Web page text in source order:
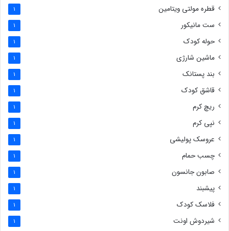
قطره مولتی ویتامین 1
ست مانیکور 1
حوله کودک 1
ماشین شارژی 1
بند پستانک 1
قاشق کودک 1
ریچ کرم 1
نپی کرم 1
عروسک پولیشی 1
چسب حمام 1
صابون جانسون 1
پیشبند 1
فلاسک کودک 1
شیردوش اونت 1